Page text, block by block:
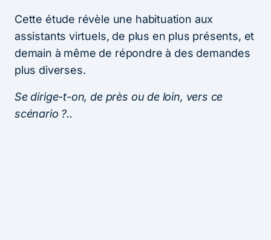
Cette étude révèle une habituation aux
assistants virtuels, de plus en plus présents, et
demain à même de répondre à des demandes
plus diverses.
Se dirige-t-on, de près ou de loin, vers ce
scénario ?..